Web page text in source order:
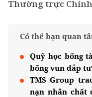
Thường trực
Có thể bạn quan
Quỹ học bổng
bổng vun đắp
TMS Group
nạn nhân chất